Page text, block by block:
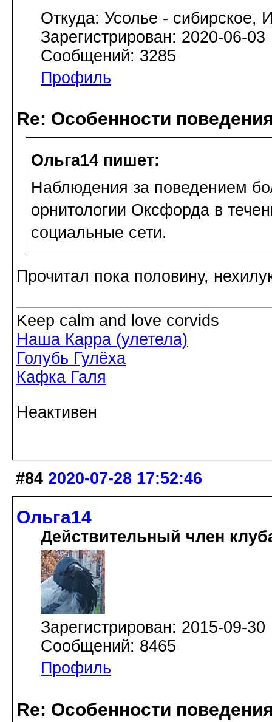
Откуда: Усолье - сибирское,
Зарегистрирован: 2020-06-03
Сообщений: 3285
Профиль
Re: Особенности
Ольга14 пишет:
Наблюдения за поведением
орнитологии Оксфорда в
социальные сети.
Прочитал пока половину,
Keep calm and love corvids
Наша Карра (улетела)
Голубь Гулёха
Кафка Галя
Неактивен
#84 2020-07-28 17:52:46
Ольга14
Действительный член
Зарегистрирован: 2015-09-30
Сообщений: 8465
Профиль
Re: Особенности